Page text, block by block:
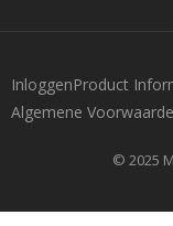
InloggenProduct
Algemene
© 2025